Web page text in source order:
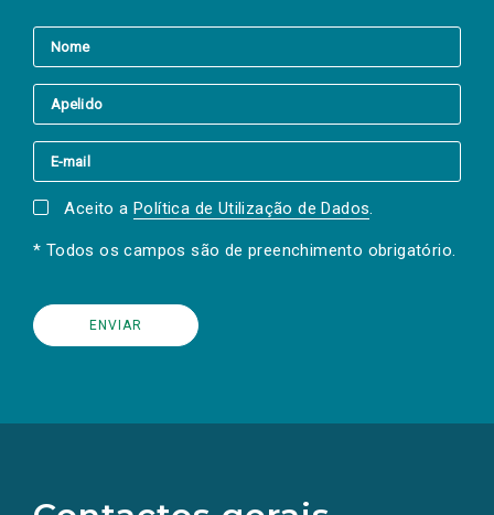
Aceito a Política de Utilização de Dados.
* Todos os campos são de preenchimento obrigatório.